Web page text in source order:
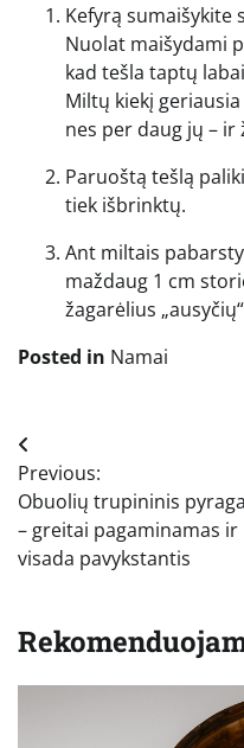
Kefyrą sumaišykite
Nuolat maišydami
kad tešla taptų
Miltų kiekį
nes per daug jų – ir
Paruoštą tešlą
tiek išbrinktų.
Ant miltais
maždaug 1 cm
žagarėlius
Posted in Namai
Navigacija
tarp
įrašų
Previous:
Obuolių trupininis
– greitai pagaminamas ir
visada pavykstantis